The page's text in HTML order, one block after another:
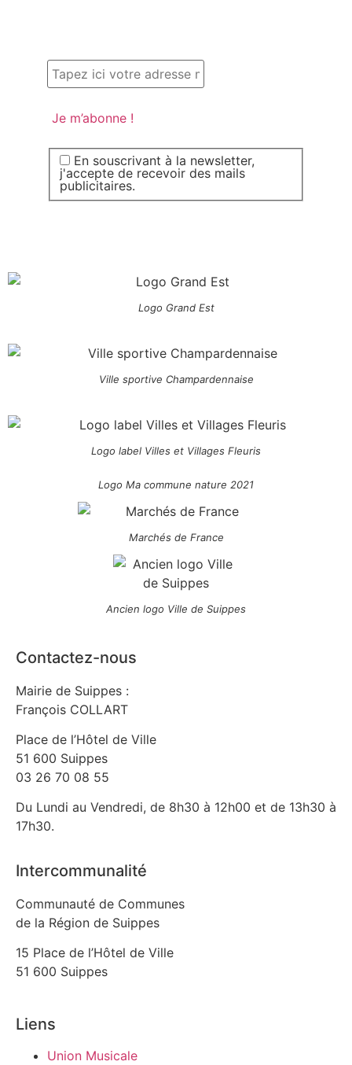
En souscrivant à la newsletter,
j'accepte de recevoir des mails
publicitaires.
Logo Grand Est
Ville sportive Champardennaise
Logo label Villes et Villages Fleuris
Logo Ma commune nature 2021
Marchés de France
Ancien logo Ville de Suippes
Contactez-nous
Mairie de Suippes :
François COLLART
Place de l’Hôtel de Ville
51 600 Suippes
03 26 70 08 55
Du Lundi au Vendredi, de 8h30 à 12h00 et de 13h30 à
17h30.
Intercommunalité
Communauté de Communes
de la Région de Suippes
15 Place de l’Hôtel de Ville
51 600 Suippes
Liens
Union Musicale